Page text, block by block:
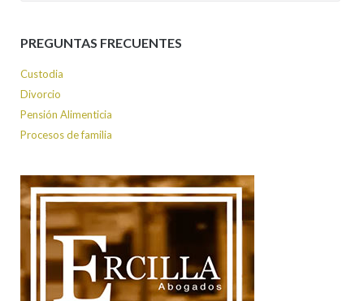
PREGUNTAS FRECUENTES
Custodia
Divorcio
Pensión Alimenticia
Procesos de familia